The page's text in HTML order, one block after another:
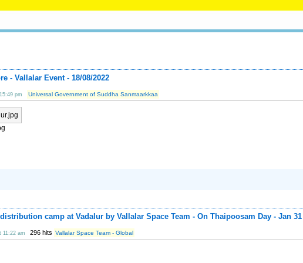
- Vallalar Event - 18/08/2022
pm Universal Government of Suddha Sanmaarkkaa
camp at Vadalur by Vallalar Space Team - On Thaipoosam Day - Jan 31
11:22 am 296 hits Vallalar Space Team - Global